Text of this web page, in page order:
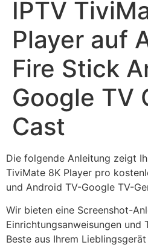
IPTV
Player auf
Fire Stick
Google TV
Cast
Die folgende Anleitung zeigt
TiviMate 8K Player pro
und Android TV-Google TV-
Wir bieten eine Screenshot-
Einrichtungsanweisungen und
Beste aus Ihrem